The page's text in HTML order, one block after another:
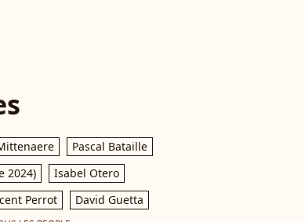
Pascal Bataille
2024)
Isabel Otero
Perrot David Guetta